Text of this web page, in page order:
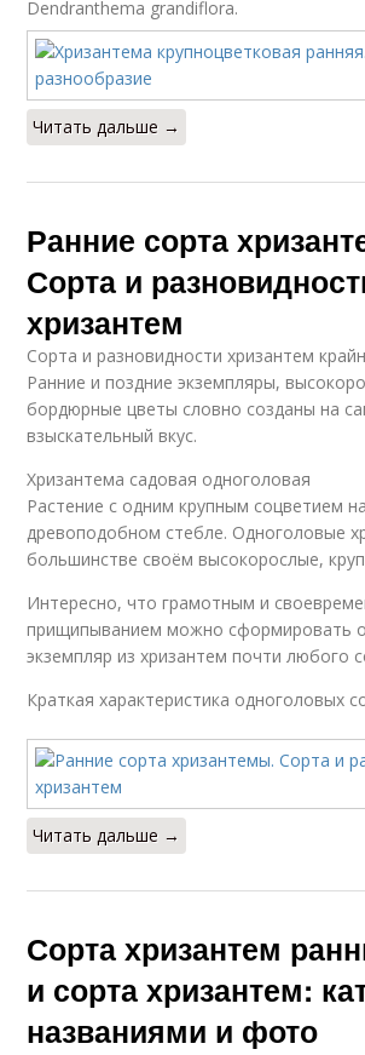
Dendranthema grandiflora.
Читать дальше →
Ранние сорта
Сорта и
хризантем
Сорта и разновидности хризантем
Ранние и поздние экземпляры,
бордюрные цветы словно созданы на
взыскательный вкус.
Хризантема садовая одноголовая
Растение с одним крупным соцветием
древоподобном стебле. Одноголовые
большинстве своём высокорослые,
Интересно, что грамотным и
прищипыванием можно сформировать
экземпляр из хризантем почти любого
Краткая характеристика одноголовых
Читать дальше →
Сорта хризантем
и сорта хризантем:
названиями и фото